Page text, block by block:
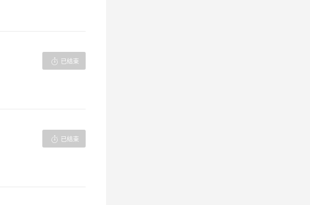
 已结束
 已结束